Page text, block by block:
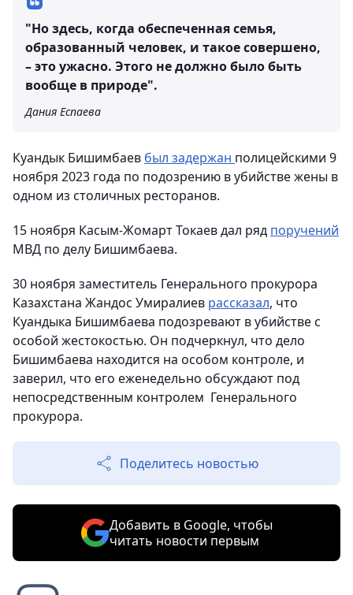
"Но здесь, когда обеспеченная семья,
образованный человек, и такое совершено,
– это ужасно. Этого не должно было быть
вообще в природе".
Дания Еспаева
Куандык Бишимбаев был задержан полицейскими 9
ноября 2023 года по подозрению в убийстве жены в
одном из столичных ресторанов.
15 ноября Касым-Жомарт Токаев дал ряд поручений
МВД по делу Бишимбаева.
30 ноября заместитель Генерального прокурора
Казахстана Жандос Умиралиев рассказал, что
Куандыка Бишимбаева подозревают в убийстве с
особой жестокостью. Он подчеркнул, что дело
Бишимбаева находится на особом контроле, и
заверил, что его еженедельно обсуждают под
непосредственным контролем Генерального
прокурора.
Поделитесь новостью
Добавить в Google, чтобы
читать новости первым